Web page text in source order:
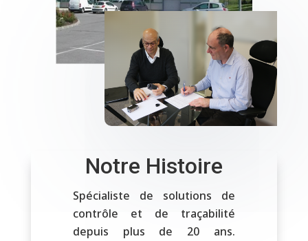
Notre Histoire
Spécialiste de solutions de
contrôle et de traçabilité
depuis plus de 20 ans.